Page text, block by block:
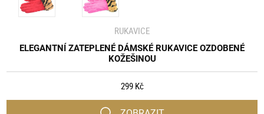
RUKAVICE
ELEGANTNÍ ZATEPLENÉ DÁMSKÉ RUKAVICE OZDOBENÉ
KOŽEŠINOU
299 Kč